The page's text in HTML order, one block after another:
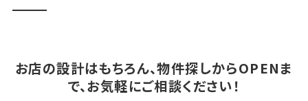
お店の設計はもちろん、物件探しからOPENま
で、お気軽にご相談ください！